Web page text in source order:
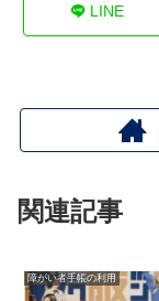
LINE
関連記事
障がい者手帳の利用